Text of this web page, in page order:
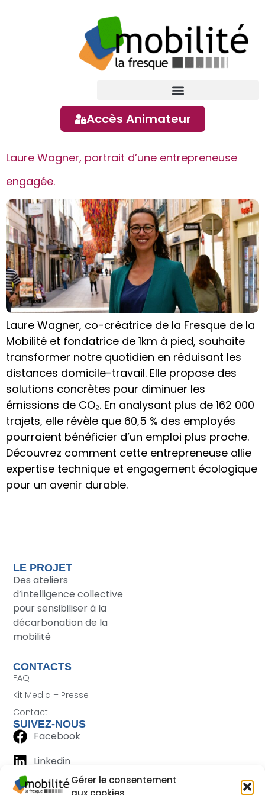
Gérer le consentement
Accès Animateur
Laure Wagner, portrait d’une entrepreneuse
engagée.
Laure Wagner, co-créatrice de la Fresque de la
Mobilité et fondatrice de 1km à pied, souhaite
transformer notre quotidien en réduisant les
distances domicile-travail. Elle propose des
solutions concrètes pour diminuer les
émissions de CO₂. En analysant plus de 162 000
trajets, elle révèle que 60,5 % des employés
pourraient bénéficier d’un emploi plus proche.
Découvrez comment cette entrepreneuse allie
expertise technique et engagement écologique
pour un avenir durable.
LE PROJET
Des ateliers
d’intelligence collective
pour sensibiliser à la
décarbonation de la
mobilité
CONTACTS
FAQ
Kit Media – Presse
Contact
SUIVEZ-NOUS
Facebook
Linkedin